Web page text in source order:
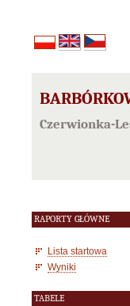
Czerwionka-
RAPORTY GŁÓWNE
Lista startowa
Wyniki
TABELE